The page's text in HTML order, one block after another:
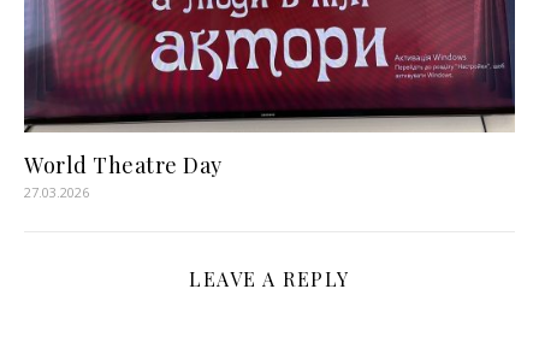
World Theatre Day
27.03.2026
LEAVE A REPLY